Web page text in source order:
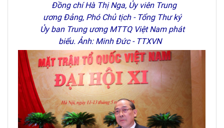
Đồng chí Hà Thị Nga, Ủy viên Trung
ương Đảng, Phó Chủ tịch - Tổng Thư ký
Ủy ban Trung ương MTTQ Việt Nam phát
biểu. Ảnh: Minh Đức - TTXVN